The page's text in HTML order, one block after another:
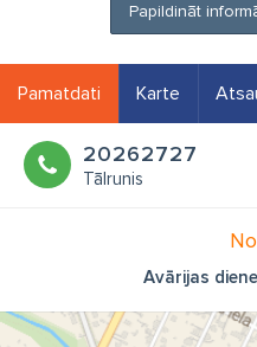
Papildināt
Pamatdati Karte
20262727
Tālrunis
Avārijas